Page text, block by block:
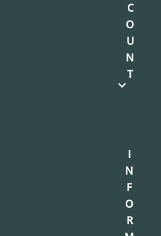
C
O
U
N
T
I
N
F
O
R